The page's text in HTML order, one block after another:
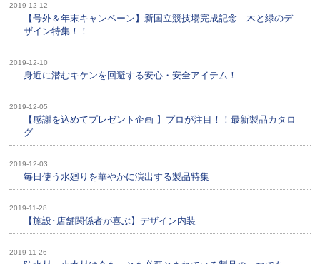
2019-12-12
【号外＆年末キャンペーン】新国立競技場完成記念 木と緑のデ
ザイン特集！！
2019-12-10
身近に潜むキケンを回避する安心・安全アイテム！
2019-12-05
【感謝を込めてプレゼント企画 】プロが注目！！最新製品カタロ
グ
2019-12-03
毎日使う水廻りを華やかに演出する製品特集
2019-11-28
【施設･店舗関係者が喜ぶ】デザイン内装
2019-11-26